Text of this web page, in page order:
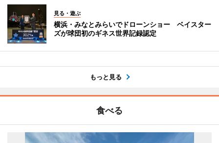
見る・遊ぶ
横浜・みなとみらいでドローンショー ベイスター
ズが球団初のギネス世界記録認定
もっと見る
食べる